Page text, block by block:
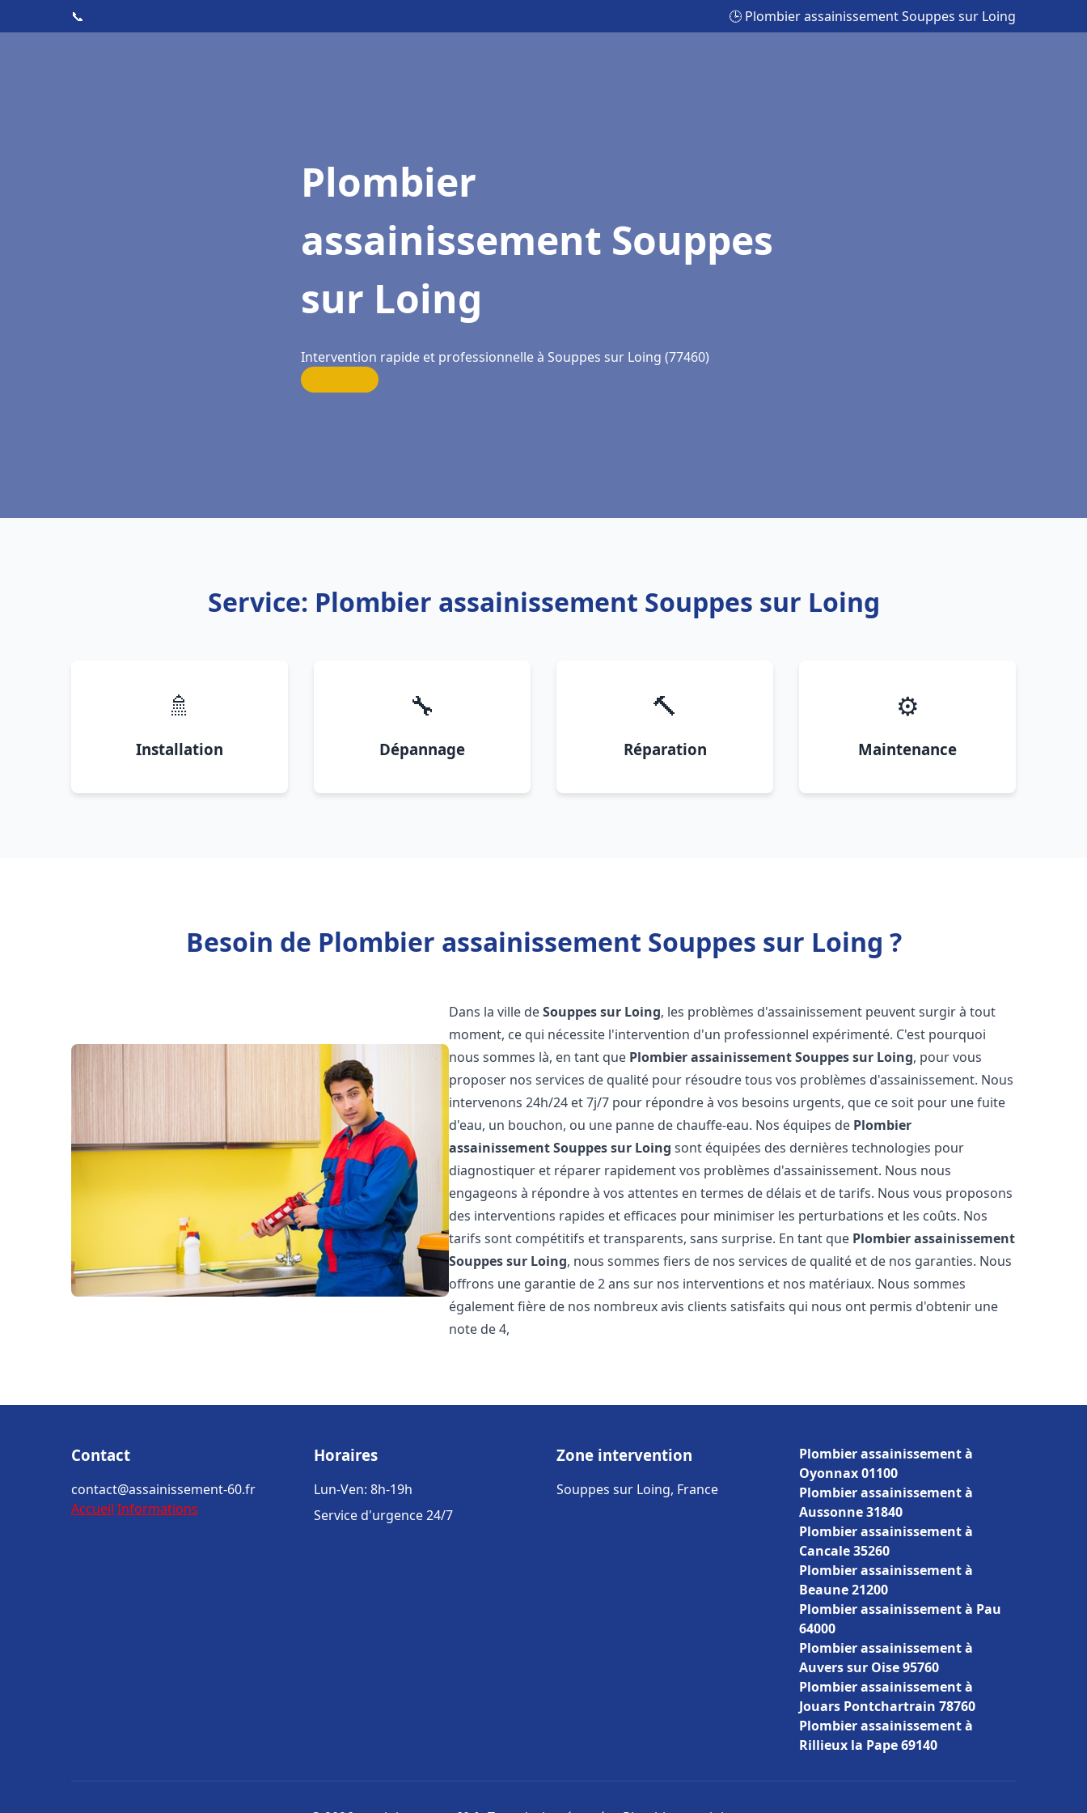
📞 🕒 Plombier assainissement Souppes sur Loing
Plombier
assainissement Souppes
sur Loing
Intervention rapide et professionnelle à Souppes sur Loing (77460)
Service: Plombier assainissement Souppes sur Loing
🚿
Installation
🔧
Dépannage
🔨
Réparation
⚙️
Maintenance
Besoin de Plombier assainissement Souppes sur Loing ?
Dans la ville deSouppes sur Loing, les problèmes d'assainissement peuvent surgir à tout
moment, ce qui nécessite l'intervention d'un professionnel expérimenté. C'est pourquoi
nous sommes là, en tant que Plombier assainissementSouppes sur Loing, pour vous
proposer nos services de qualité pour résoudre tous vos problèmes d'assainissement. Nous
intervenons 24h/24 et 7j/7 pour répondre à vos besoins urgents, que ce soit pour une fuite
d'eau, un bouchon, ou une panne de chauffe-eau. Nos équipes de Plombier
assainissementSouppes sur Loing sont équipées des dernières technologies pour
diagnostiquer et réparer rapidement vos problèmes d'assainissement. Nous nous
engageons à répondre à vos attentes en termes de délais et de tarifs. Nous vous proposons
des interventions rapides et efficaces pour minimiser les perturbations et les coûts. Nos
tarifs sont compétitifs et transparents, sans surprise. En tant que Plombier assainissement
Souppes sur Loing, nous sommes fiers de nos services de qualité et de nos garanties. Nous
offrons une garantie de 2 ans sur nos interventions et nos matériaux. Nous sommes
également fière de nos nombreux avis clients satisfaits qui nous ont permis d'obtenir une
note de 4,
Contact
contact@assainissement-60.fr
Accueil Informations
Horaires
Lun-Ven: 8h-19h
Service d'urgence 24/7
Zone intervention
Souppes sur Loing, France
Plombier assainissement à
Oyonnax 01100
Plombier assainissement à
Aussonne 31840
Plombier assainissement à
Cancale 35260
Plombier assainissement à
Beaune 21200
Plombier assainissement à Pau
64000
Plombier assainissement à
Auvers sur Oise 95760
Plombier assainissement à
Jouars Pontchartrain 78760
Plombier assainissement à
Rillieux la Pape 69140